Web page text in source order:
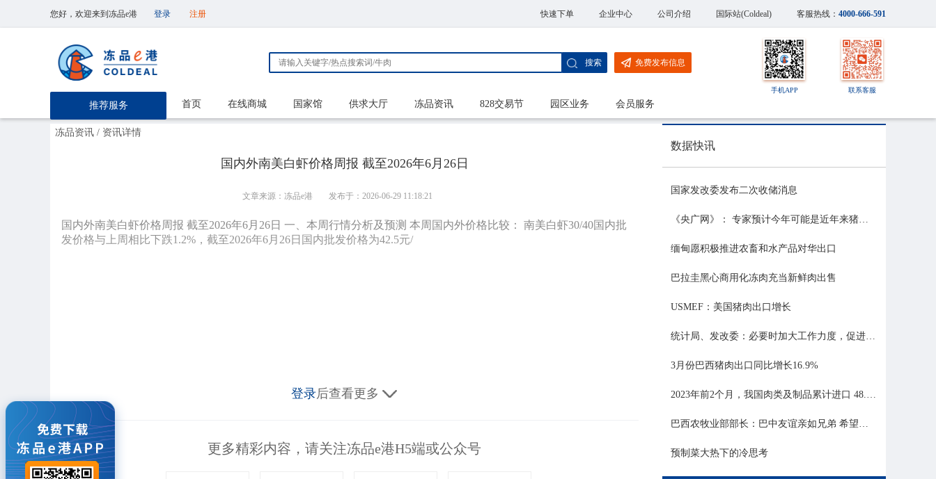
您好，欢迎来到冻品e港 登录 注册 快速下单 企业中心 公司介绍 国际站(Coldeal) 客服热线： 4000-666-591
推荐服务
搜索 免费发布信息
手机APP 联系客服
首页 在线商城 国家馆 供求大厅 冻品资讯 828交易节 园区业务 会员服务
冻品资讯 / 资讯详情
国内外南美白虾价格周报 截至2026年6月26日
文章来源：冻品e港 发布于：2026-06-29 11:18:21
国内外南美白虾价格周报 截至2026年6月26日 一、本周行情分析及预测 本周国内外价格比较： 南美白虾30/40国内批
发价格与上周相比下跌1.2%，截至2026年6月26日国内批发价格为42.5元/
登录后查看更多
更多精彩内容，请关注冻品e港H5端或公众号
数据快讯
国家发改委发布二次收储消息
《央广网》： 专家预计今年可能是近年来猪价最稳的一年
缅甸愿积极推进农畜和水产品对华出口
巴拉圭黑心商用化冻肉充当新鲜肉出售
USMEF：美国猪肉出口增长
统计局、发改委：必要时加大工作力度，促进生猪市场平稳运行
3月份巴西猪肉出口同比增长16.9%
2023年前2个月，我国肉类及制品累计进口 48.06 亿美元，同比增长 21.81%
巴西农牧业部部长：巴中友谊亲如兄弟 希望与中国深化农业合作
预制菜大热下的冷思考